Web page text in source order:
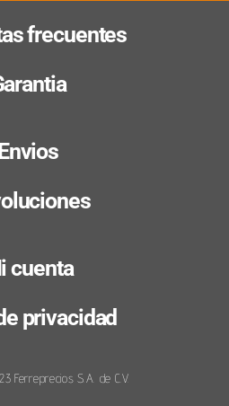
frecuentes
cuenta
privacidad
Ferreprecios S.A. de C.V.